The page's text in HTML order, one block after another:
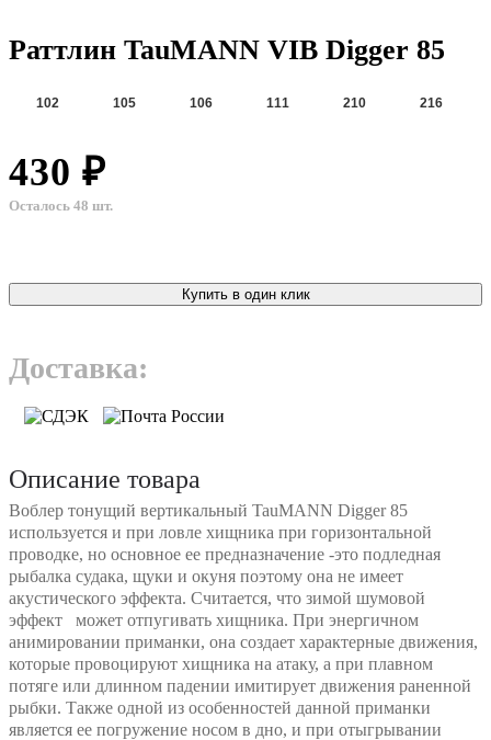
Раттлин TauMANN VIB Digger 85
102 105 106 111 210 216
430 ₽
Осталось 48 шт.
Купить в один клик
Доставка:
Описание товара
Воблер тонущий вертикальный TauMANN Digger 85
используется и при ловле хищника при горизонтальной
проводке, но основное ее предназначение -это подледная
рыбалка судака, щуки и окуня поэтому она не имеет
акустического эффекта. Считается, что зимой шумовой
эффект может отпугивать хищника. При энергичном
анимировании приманки, она создает характерные движения,
которые провоцируют хищника на атаку, а при плавном
потяге или длинном падении имитирует движения раненной
рыбки. Также одной из особенностей данной приманки
является ее погружение носом в дно, и при отыгрывании